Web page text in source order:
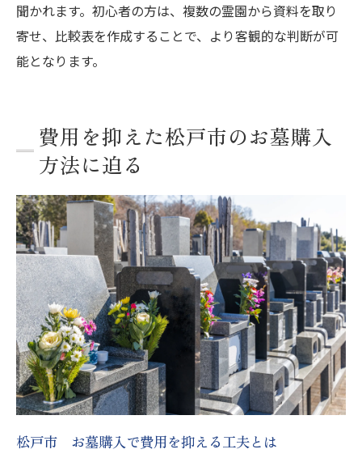
聞かれます。初心者の方は、複数の霊園から資料を取り
寄せ、比較表を作成することで、より客観的な判断が可
能となります。
費用を抑えた松戸市のお墓購入
方法に迫る
松戸市 お墓購入で費用を抑える工夫とは